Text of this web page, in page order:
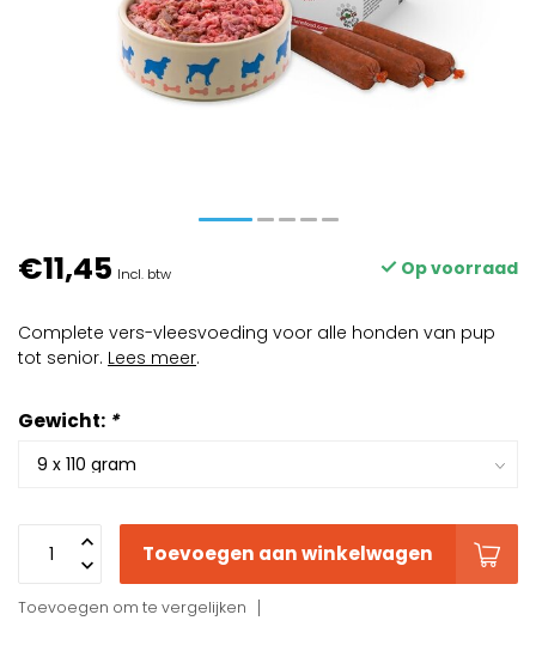
€11,45 Incl. btw Op voorraad
Complete vers-vleesvoeding voor alle honden van pup
tot senior. Lees meer.
Gewicht: *
Toevoegen aan winkelwagen
Toevoegen om te vergelijken